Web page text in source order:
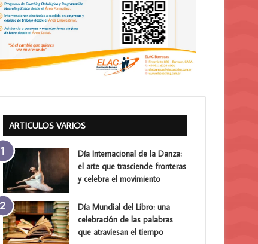
ARTICULOS VARIOS
Día Internacional de la Danza:
el arte que trasciende fronteras
y celebra el movimiento
Día Mundial del Libro: una
celebración de las palabras
que atraviesan el tiempo